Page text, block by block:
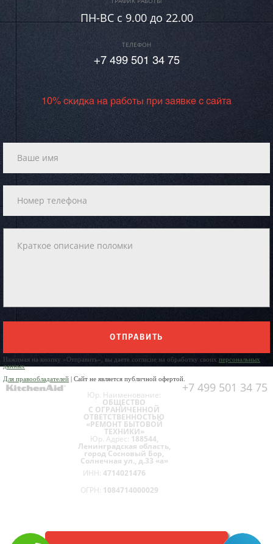
ПН-ВC c 9.00 до 22.00
ТЕЛЕФОН
+7 499 501 34 75
10% скидка на работы при заявке с сайта
ОТПРАВИТЬ
Нажимая на кнопку «Отправить», вы даете согласие на обработку своих персональных
данных
Для правообладателей | Сайт не является публичной офертой.
+7 499 501 34 75
Юр. Наименование:
ОБЩЕСТВО
С ОГРАНИЧЕННОЙ
ОТВЕТСТВЕННОСТЬЮ
«РЕМОНТ БЫТОВОЙ
ТЕХНИКИ»
Юр. Адрес: 188544,
Ленинградская область,
город Сосновый Бор,
Солнечная ул., д.33 «а»
ИНН: 4714021476
ОГРН: 1084714000029